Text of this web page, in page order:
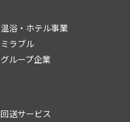
温浴・ホテル事業
ミラブル
グループ企業
回送サービス